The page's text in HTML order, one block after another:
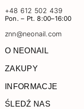
+48 612 502 439
Pon. – Pt. 8:00–16:00
znn@neonail.com
O NEONAIL
ZAKUPY
INFORMACJE
ŚLEDŹ NAS